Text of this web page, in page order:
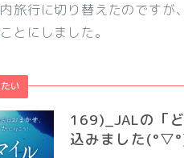
旅行に切り替えたのです
とにしました。
169)_JALの「
込みました